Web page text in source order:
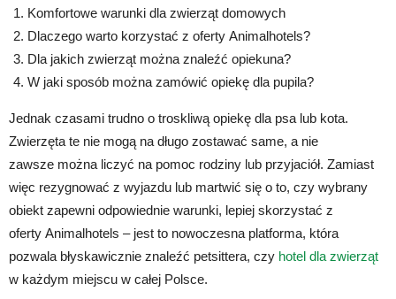
Komfortowe warunki dla zwierząt domowych
Dlaczego warto korzystać z oferty Animalhotels?
Dla jakich zwierząt można znaleźć opiekuna?
W jaki sposób można zamówić opiekę dla pupila?
Jednak czasami trudno o troskliwą opiekę dla psa lub kota.
Zwierzęta te nie mogą na długo zostawać same, a nie
zawsze można liczyć na pomoc rodziny lub przyjaciół. Zamiast
więc rezygnować z wyjazdu lub martwić się o to, czy wybrany
obiekt zapewni odpowiednie warunki, lepiej skorzystać z
oferty Animalhotels – jest to nowoczesna platforma, która
pozwala błyskawicznie znaleźć petsittera, czy hotel dla zwierząt
w każdym miejscu w całej Polsce.